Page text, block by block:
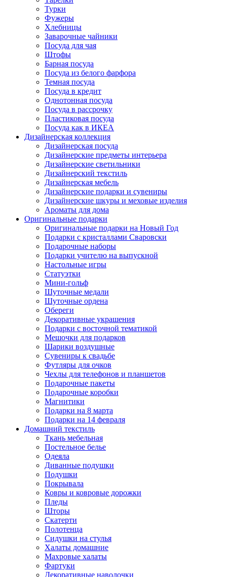
Турки
Фужеры
Хлебницы
Заварочные чайники
Посуда для чая
Штофы
Барная посуда
Посуда из белого фарфора
Темная посуда
Посуда в кредит
Однотонная посуда
Посуда в рассрочку
Пластиковая посуда
Посуда как в ИКЕА
Дизайнерская коллекция
Дизайнерская посуда
Дизайнерские предметы интерьера
Дизайнерские светильники
Дизайнерский текстиль
Дизайнерская мебель
Дизайнерские подарки и сувениры
Дизайнерские шкуры и меховые изделия
Ароматы для дома
Оригинальные подарки
Оригинальные подарки на Новый Год
Подарки с кристаллами Сваровски
Подарочные наборы
Подарки учителю на выпускной
Настольные игры
Статуэтки
Мини-гольф
Шуточные медали
Шуточные ордена
Обереги
Декоративные украшения
Подарки с восточной тематикой
Мешочки для подарков
Шарики воздушные
Сувениры к свадьбе
Футляры для очков
Чехлы для телефонов и планшетов
Подарочные пакеты
Подарочные коробки
Магнитики
Подарки на 8 марта
Подарки на 14 февраля
Домашний текстиль
Ткань мебельная
Постельное белье
Одеяла
Диванные подушки
Подушки
Покрывала
Ковры и ковровые дорожки
Пледы
Шторы
Скатерти
Полотенца
Сидушки на стулья
Халаты домашние
Махровые халаты
Фартуки
Декоративные наволочки